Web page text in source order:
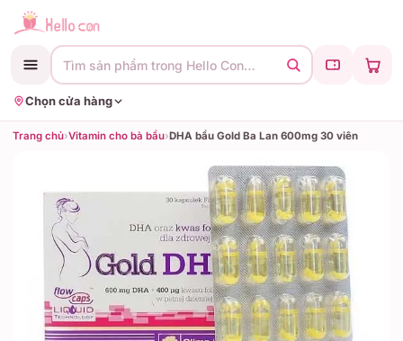
Tìm sản phẩm trong Hello Con…
Chọn cửa hàng
Trang chủ›Vitamin cho bà bầu›DHA bầu Gold Ba Lan 600mg 30 viên